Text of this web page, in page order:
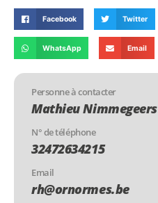
Facebook Twitter
WhatsApp Email
Personne à contacter
Mathieu Nimmegeers
N° de téléphone
32472634215
Email
rh@ornormes.be